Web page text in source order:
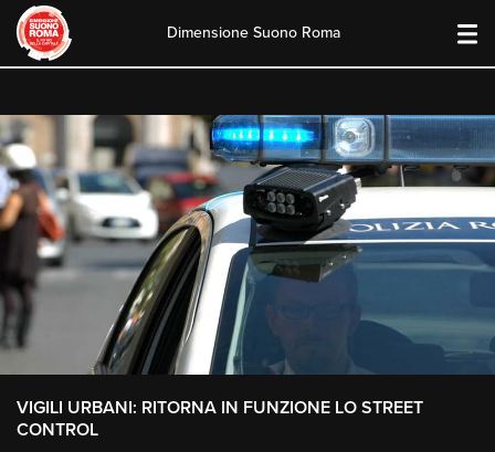
content
Dimensione Suono Roma
VIGILI URBANI: RITORNA IN FUNZIONE LO STREET
CONTROL